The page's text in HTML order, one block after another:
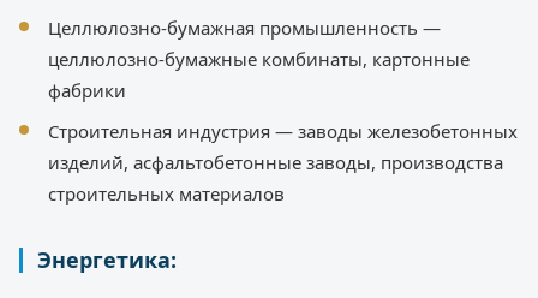
Целлюлозно-бумажная промышленность —
целлюлозно-бумажные комбинаты, картонные
фабрики
Строительная индустрия — заводы железобетонных
изделий, асфальтобетонные заводы, производства
строительных материалов
Энергетика: